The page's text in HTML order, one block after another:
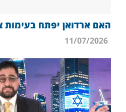
האם ארדואן יפתח בעימות